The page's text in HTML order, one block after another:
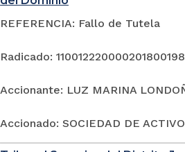
REFERENCIA: Fallo de Tutela
Radicado:
Accionante: LUZ MARINA
Accionado: SOCIEDAD DE